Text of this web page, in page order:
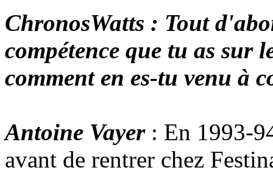
ChronosWatts : Tout
compétence que tu as sur
comment en es-tu venu à
Antoine Vayer: En 1993-
avant de rentrer chez